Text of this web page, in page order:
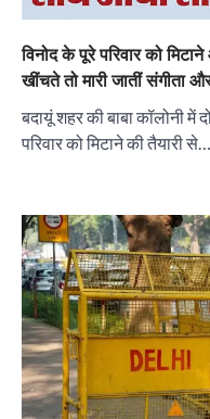
विनोद के पूरे परिवार को
खींचते तो मारी जातीं संगीता
बदायूं शहर की बाबा कॉलोनी में
परिवार को मिटाने की तैयारी से…